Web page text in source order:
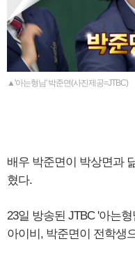
▲'아는형님' 박준면(사진제공=JTBC)
배우 박준면이 박상면과
혔다.
23일 방송된 JTBC '아는
아이비, 박준면이 전학생